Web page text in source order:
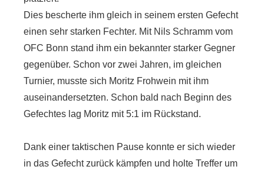
Dies bescherte ihm gleich in seinem ersten Gefecht
einen sehr starken Fechter. Mit Nils Schramm vom
OFC Bonn stand ihm ein bekannter starker Gegner
gegenüber. Schon vor zwei Jahren, im gleichen
Turnier, musste sich Moritz Frohwein mit ihm
auseinandersetzten. Schon bald nach Beginn des
Gefechtes lag Moritz mit 5:1 im Rückstand.
Dank einer taktischen Pause konnte er sich wieder
in das Gefecht zurück kämpfen und holte Treffer um